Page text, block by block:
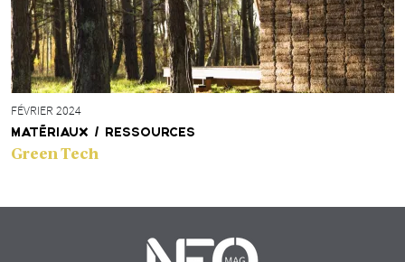
FÉVRIER 2024
MATÉRIAUX / RESSOURCES
Green Tech